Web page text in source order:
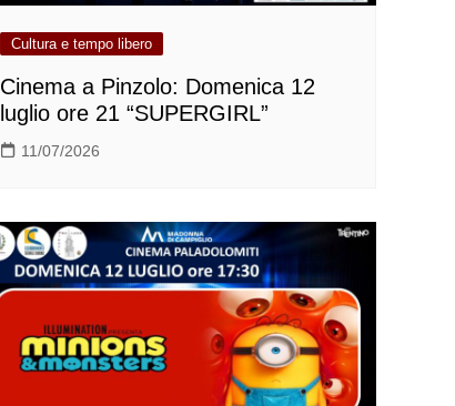
Cultura e tempo libero
Cinema a Pinzolo: Domenica 12
luglio ore 21 “SUPERGIRL”
11/07/2026